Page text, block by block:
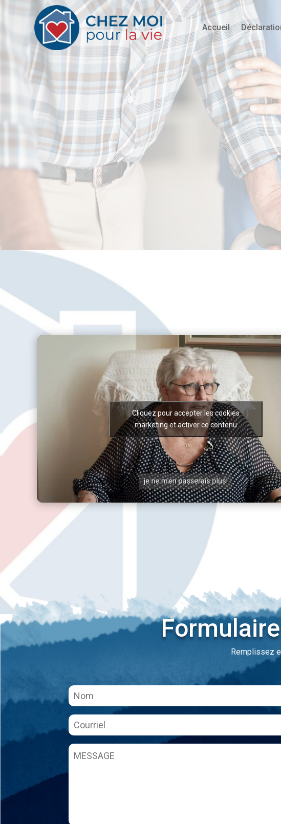
Accueil
Cliquez pour accepter les cookies
marketing et activer ce contenu
Remplissez
Nom *
Courriel
MESSAGE